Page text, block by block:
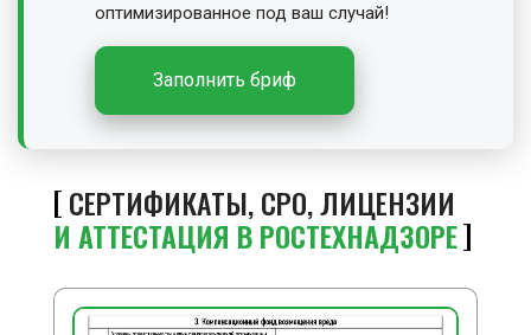
оптимизированное под ваш случай!
Заполнить бриф
СЕРТИФИКАТЫ, СРО, ЛИЦЕНЗИИ
И АТТЕСТАЦИЯ В РОСТЕХНАДЗОРЕ